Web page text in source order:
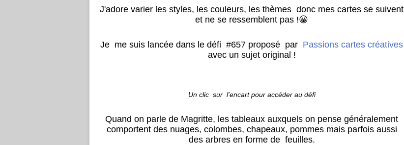
J'adore varier les styles, les couleurs, les thèmes donc mes cartes se suivent
et ne se ressemblent pas !😀
Je me suis lancée dans le défi #657 proposé par Passions cartes créatives
avec un sujet original !
Un clic sur l'encart pour accéder au défi
Quand on parle de Magritte, les tableaux auxquels on pense généralement
comportent des nuages, colombes, chapeaux, pommes mais parfois aussi
des arbres en forme de feuilles.